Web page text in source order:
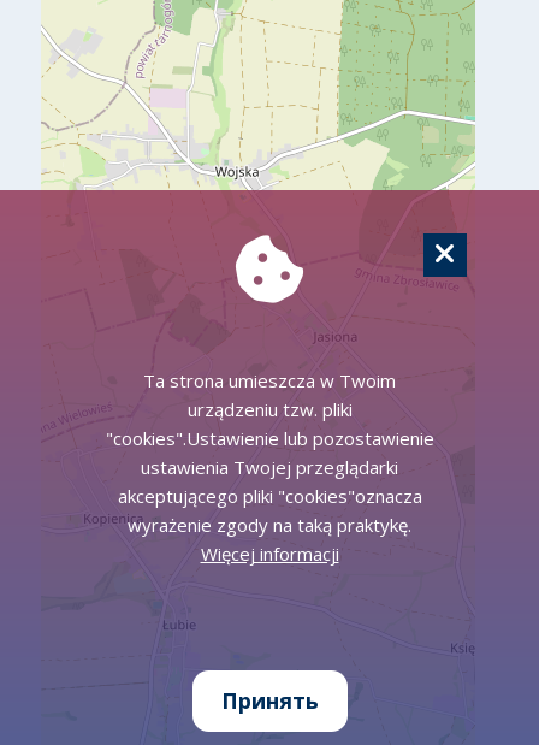
Ta strona umieszcza w Twoim
urządzeniu tzw. pliki
"cookies".Ustawienie lub pozostawienie
ustawienia Twojej przeglądarki
akceptującego pliki "cookies"oznacza
wyrażenie zgody na taką praktykę.
Więcej informacji
Принять